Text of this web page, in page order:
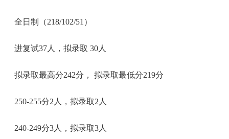
全日制（218/102/51）
进复试37人，拟录取 30人
拟录取最高分242分， 拟录取最低分219分
250-255分2人，拟录取2人
240-249分3人，拟录取3人